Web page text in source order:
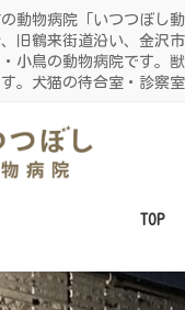
動物病院「いつつぼし
旧鶴来街道沿い、金沢
小鳥の動物病院です。
。犬猫の待合室・診察
TOP